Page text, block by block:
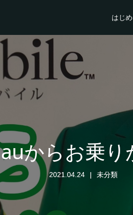
はじ
auからお乗り
2021.04.24 未分類